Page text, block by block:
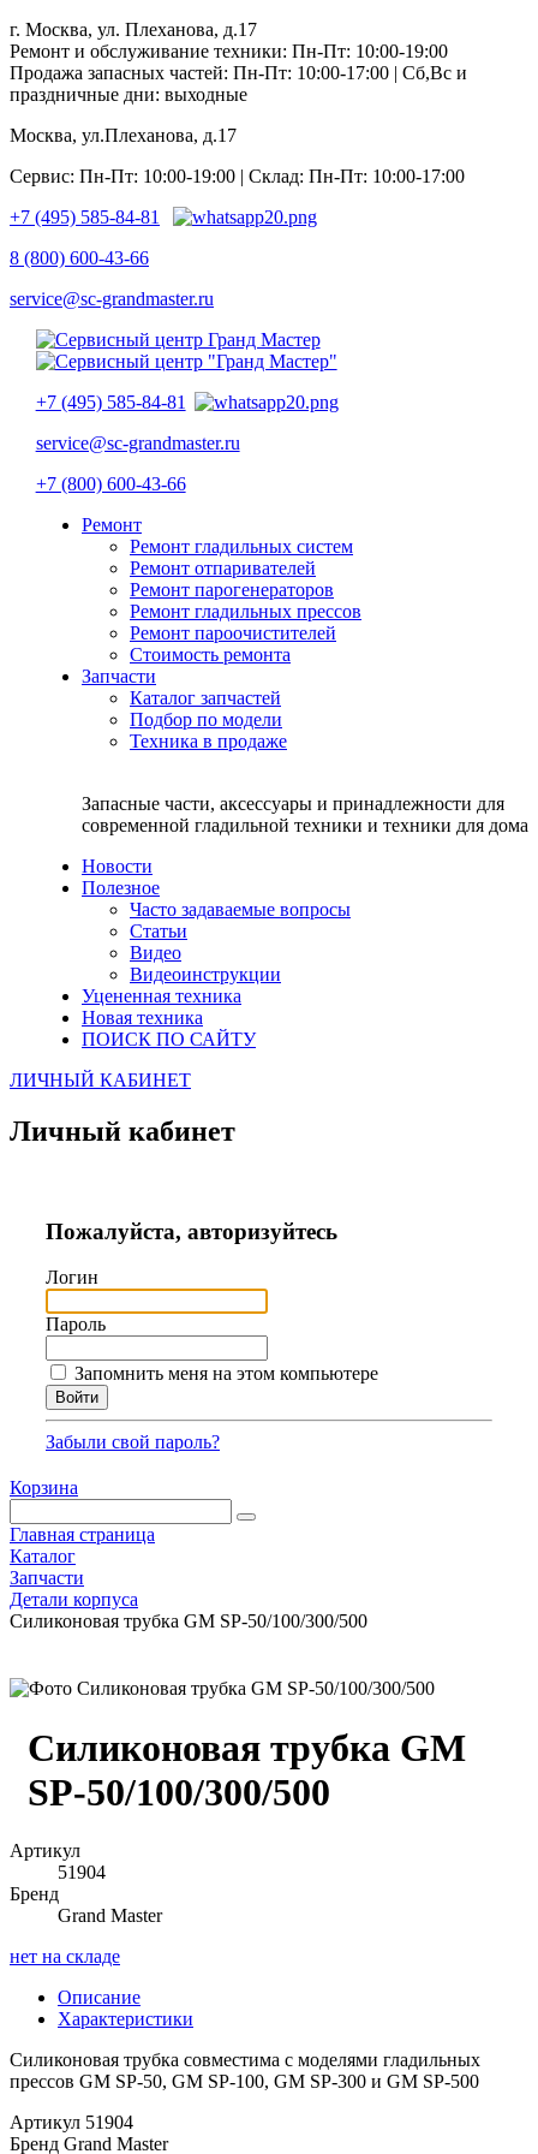
г. Москва, ул. Плеханова, д.17
Ремонт и обслуживание техники: Пн-Пт: 10:00-19:00
Продажа запасных частей: Пн-Пт: 10:00-17:00 | Сб,Вс и
праздничные дни: выходные
Москва, ул.Плеханова, д.17
Сервис: Пн-Пт: 10:00-19:00 | Склад: Пн-Пт: 10:00-17:00
+7 (495) 585-84-81
8 (800) 600-43-66
service@sc-grandmaster.ru
+7 (495) 585-84-81
service@sc-grandmaster.ru
+7 (800) 600-43-66
Ремонт
Ремонт гладильных систем
Ремонт отпаривателей
Ремонт парогенераторов
Ремонт гладильных прессов
Ремонт пароочистителей
Стоимость ремонта
Запчасти
Каталог запчастей
Подбор по модели
Техника в продаже
Запасные части, аксессуары и принадлежности для
современной гладильной техники и техники для дома
Новости
Полезное
Часто задаваемые вопросы
Статьи
Видео
Видеоинструкции
Уцененная техника
Новая техника
ПОИСК ПО САЙТУ
ЛИЧНЫЙ КАБИНЕТ
Личный кабинет
Пожалуйста, авторизуйтесь
Логин
Пароль
Запомнить меня на этом компьютере
Забыли свой пароль?
Корзина
Главная страница
Каталог
Запчасти
Детали корпуса
Силиконовая трубка GM SP-50/100/300/500
Силиконовая трубка GM
SP-50/100/300/500
Артикул
51904
Бренд
Grand Master
нет на складе
Описание
Характеристики
Силиконовая трубка совместима с моделями гладильных
прессов GM SP-50, GM SP-100, GM SP-300 и GM SP-500
Артикул 51904
Бренд Grand Master